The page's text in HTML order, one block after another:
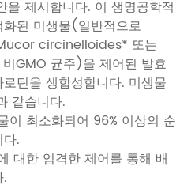
을 제시합니다. 이 생명공학적
된 미생물(일반적으로
circinelloides* 또는
GMO 균주)을 제어된 발효
틴을 생합성합니다. 미생물
같습니다.
이 최소화되어 96% 이상의 순
.
대한 엄격한 제어를 통해 배
.